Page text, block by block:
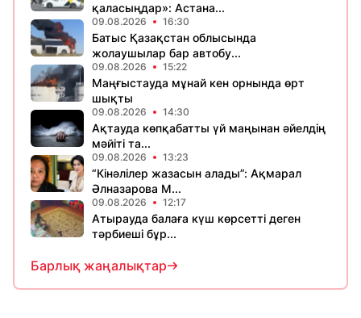
қаласыңдар»: Астана...
09.08.2026 16:30
Батыс Қазақстан облысында
жолаушылар бар автобу...
09.08.2026 15:22
Маңғыстауда мұнай кен орнында өрт
шықты
09.08.2026 14:30
Ақтауда көпқабатты үй маңынан әйелдің
мәйіті та...
09.08.2026 13:23
“Кінәлілер жазасын алады”: Ақмарал
Әлназарова М...
09.08.2026 12:17
Атырауда балаға күш көрсетті деген
тәрбиеші бұр...
Барлық жаңалықтар